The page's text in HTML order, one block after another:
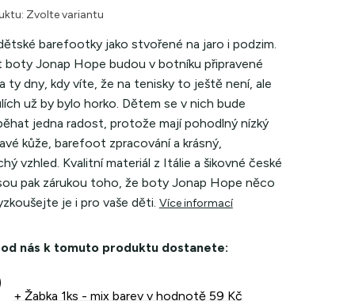
Zvolte variantu
barefootky jako stvořené na jaro i podzim.
boty Jonap Hope budou v botníku připravené
ty dny, kdy víte, že na tenisky to ještě není, ale
už by bylo horko. Dětem se v nich bude
jedna radost, protože mají pohodlný nízký
kůže, barefoot zpracování a krásný,
vzhled. Kvalitní materiál z Itálie a šikovné české
pak zárukou toho, že boty Jonap Hope něco
je i pro vaše děti. Více informací
nás k tomuto produktu dostanete:
+ Žabka 1ks - mix barev v hodnotě 59 Kč